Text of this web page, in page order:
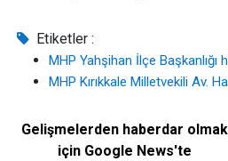
Etiketler :
MHP Yahşihan İlçe Başkanlığı
MHP Kırıkkale Milletvekili Av.
Gelişmelerden haberdar olmak
için Google News'te